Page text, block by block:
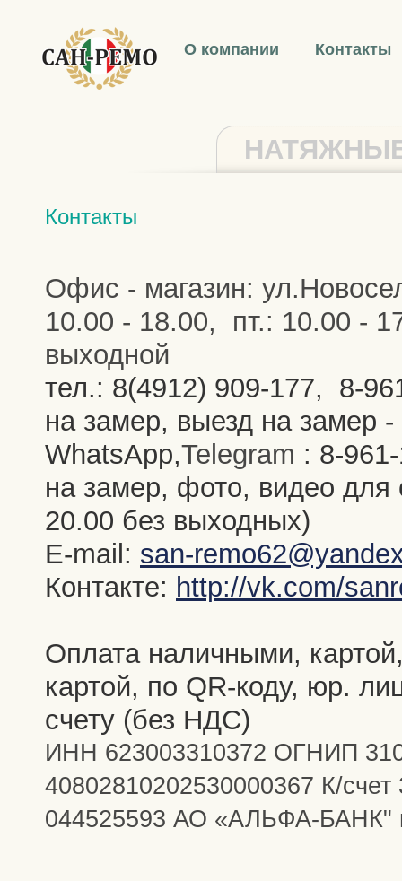
О компании Контакты
Контакты
Офис - магазин:
10.00 - 18.00, пт.: 10.00 -
выходной
тел.: 8(4912) 909-177,
8-
на замер, выезд на замер
WhatsApp,Telegram : 8-
на замер, фото, видео
20.00 без выходных)
E-mail: san-
Контакте: http://vk.com/
Оплата наличными,
картой, по QR-коду, юр.
счету (без НДС)
ИНН 623003310372 ОГНИП
40802810202530000367 К/
044525593 АО «АЛЬФА-БАНК"